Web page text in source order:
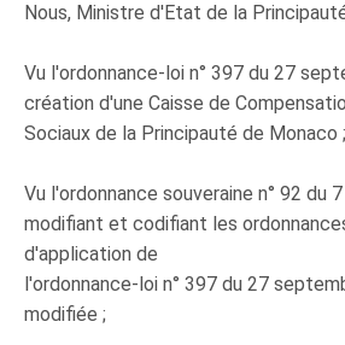
Nous, Ministre d'Etat de la
Vu l'ordonnance-loi n° 397 du 27
création d'une Caisse de
Sociaux de la Principauté de Monaco ;
Vu l'ordonnance souveraine n° 92 du
modifiant et codifiant les
d'application de
l'ordonnance-loi n° 397 du 27
modifiée ;